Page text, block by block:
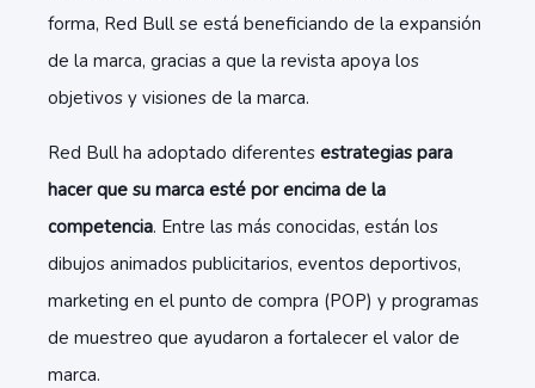
forma, Red Bull se está beneficiando de la expansión
de la marca, gracias a que la revista apoya los
objetivos y visiones de la marca.
Red Bull ha adoptado diferentes estrategias para
hacer que su marca esté por encima de la
competencia. Entre las más conocidas, están los
dibujos animados publicitarios, eventos deportivos,
marketing en el punto de compra (POP) y programas
de muestreo que ayudaron a fortalecer el valor de
marca.